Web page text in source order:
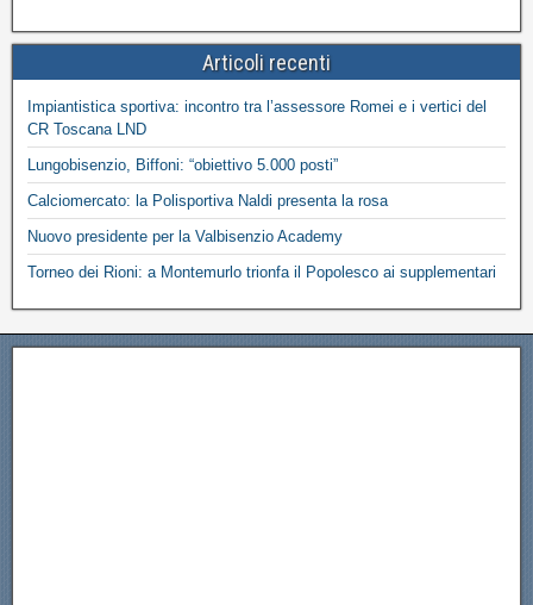
Articoli recenti
Impiantistica sportiva: incontro tra l’assessore Romei e i vertici del
CR Toscana LND
Lungobisenzio, Biffoni: “obiettivo 5.000 posti”
Calciomercato: la Polisportiva Naldi presenta la rosa
Nuovo presidente per la Valbisenzio Academy
Torneo dei Rioni: a Montemurlo trionfa il Popolesco ai supplementari